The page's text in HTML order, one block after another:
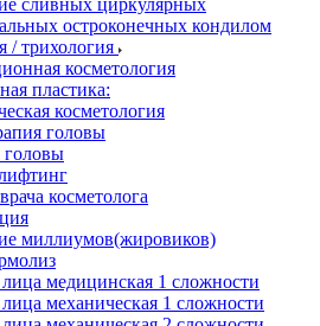
сливных циркулярных
остроконечных кондилом
/ трихология
косметология
пластика:
косметология
головы
головы
косметолога
миллиумов(жировиков)
медицинская 1 сложности
механическая 1 сложности